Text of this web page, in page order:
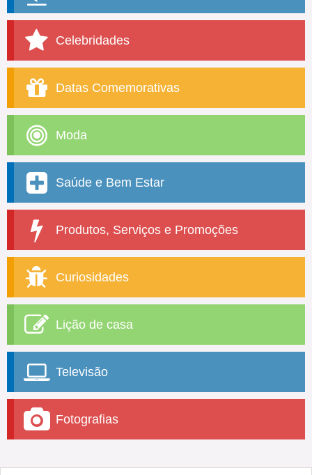
Celebridades
Datas Comemorativas
Moda
Saúde e Bem Estar
Produtos, Serviços e Promoções
Curiosidades
Lição de casa
Televisão
Fotografias